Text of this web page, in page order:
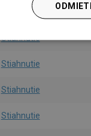
Stiahnutie
Stiahnutie
Stiahnutie
Stiahnutie